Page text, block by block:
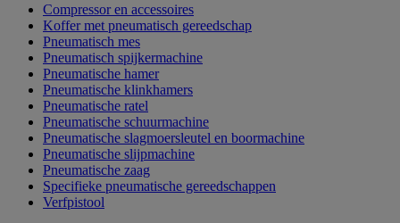
Compressor en accessoires
Koffer met pneumatisch gereedschap
Pneumatisch mes
Pneumatisch spijkermachine
Pneumatische hamer
Pneumatische klinkhamers
Pneumatische ratel
Pneumatische schuurmachine
Pneumatische slagmoersleutel en boormachine
Pneumatische slijpmachine
Pneumatische zaag
Specifieke pneumatische gereedschappen
Verfpistool